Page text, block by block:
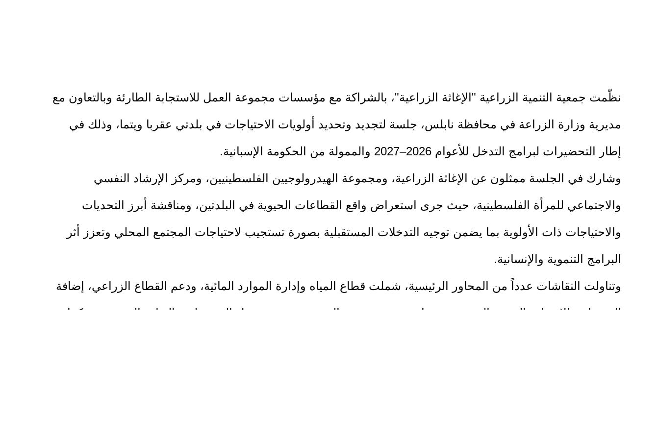
نظّمت جمعية التنمية الزراعية "الإغاثة الزراعية"، بالشراكة مع مؤسسات مجموعة العمل للاستجابة الطارئة وبالتعاون مع
مديرية وزارة الزراعة في محافظة نابلس، جلسة لتجديد وتحديد أولويات الاحتياجات في بلدتي عقربا ويتما، وذلك في
إطار التحضيرات لبرامج التدخل للأعوام 2026–2027 والممولة من الحكومة الإسبانية.
وشارك في الجلسة ممثلون عن الإغاثة الزراعية، ومجموعة الهيدرولوجيين الفلسطينيين، ومركز الإرشاد النفسي
والاجتماعي للمرأة الفلسطينية، حيث جرى استعراض واقع القطاعات الحيوية في البلدتين، ومناقشة أبرز التحديات
والاحتياجات ذات الأولوية بما يضمن توجيه التدخلات المستقبلية بصورة تستجيب لاحتياجات المجتمع المحلي وتعزز أثر
البرامج التنموية والإنسانية.
وتناولت النقاشات عدداً من المحاور الرئيسية، شملت قطاع المياه وإدارة الموارد المائية، ودعم القطاع الزراعي، إضافة
إلى برامج الإرشاد والتوعية المجتمعية، بما يسهم في تعزيز الصمود وتحسين سبل العيش لدى الفئات المستهدفة. كما